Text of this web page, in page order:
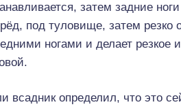
затем задние
под туловище, затем резко
ногами и делает резкое
всадник определил, что это